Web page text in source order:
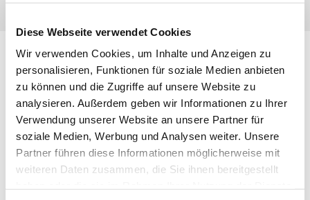
Diese Webseite verwendet Cookies
Wir verwenden Cookies, um Inhalte und Anzeigen zu
personalisieren, Funktionen für soziale Medien anbieten
zu können und die Zugriffe auf unsere Website zu
analysieren. Außerdem geben wir Informationen zu Ihrer
Verwendung unserer Website an unsere Partner für
soziale Medien, Werbung und Analysen weiter. Unsere
Partner führen diese Informationen möglicherweise mit
weiteren Daten zusammen, die Sie ihnen bereitgestellt